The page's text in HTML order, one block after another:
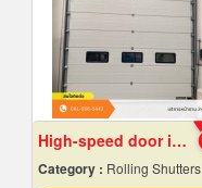
High-speed door installation contractor
Category : Rolling Shutters